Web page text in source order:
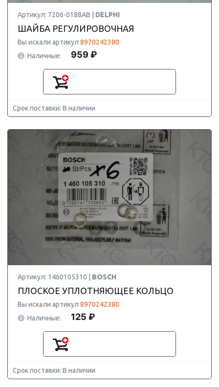
Артикул: 7206-0188AB | DELPHI
ШАЙБА РЕГУЛИРОВОЧНАЯ
Вы искали артикул 8970242380
Наличные:
959 ₽
Срок поставки: В наличии
Артикул: 1460105310 | BOSCH
ПЛОСКОЕ УПЛОТНЯЮЩЕЕ КОЛЬЦО
Вы искали артикул 8970242380
Наличные:
125 ₽
Срок поставки: В наличии